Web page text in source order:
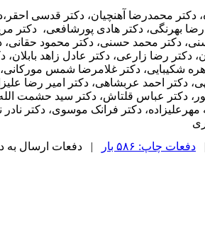
دکتر محمدرضا آهنچیان، دکتر قدسی
بهرنگی، دکتر هادی پورشافعی، دکتر
دکتر محمد حسنی، دکتر محمود حقانی،
دکتر رضا زارعی، دکتر عادل زاهد
شکیبایی، دکتر غلامرضا شمس
دکتر احمد عربشاهی، دکتر امیر رضا
دکتر عباس قلتاش، دکتر سید حشمت
دکتر فرانک موسوی، دکتر
دفعات چاپ: ۵۸۶ بار | دفعات ارسال به